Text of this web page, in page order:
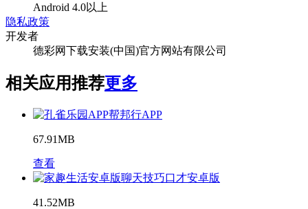
Android 4.0以上
隐私政策
开发者
德彩网下载安装(中国)官方网站有限公司
相关应用推荐更多
帮邦行APP
67.91MB
查看
聊天技巧口才安卓版
41.52MB